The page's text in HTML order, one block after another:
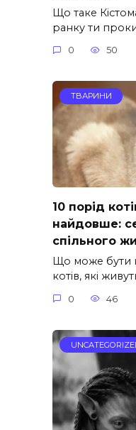
Що таке
ранку ти
0 50
ТВАРИНИ
10 порід
найдовше:
спільного
Що може бути
котів, які
0 46